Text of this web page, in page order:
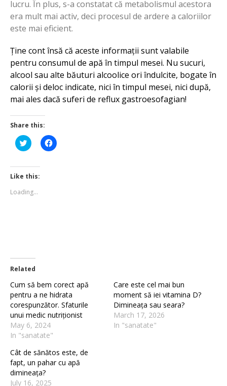
lucru. În plus, s-a constatat că metabolismul acestora
era mult mai activ, deci procesul de ardere a caloriilor
este mai eficient.
Ține cont însă că aceste informații sunt valabile
pentru consumul de apă în timpul mesei. Nu sucuri,
alcool sau alte băuturi alcoolice ori îndulcite, bogate în
calorii și deloc indicate, nici în timpul mesei, nici după,
mai ales dacă suferi de reflux gastroesofagian!
Share this:
Click
to
Twitter
(Opens
in
window)
Click
to
Like this:
Loading...
Related
Cum să bem corect apă
pentru a ne hidrata
corespunzător. Sfaturile
unui medic nutriționist
May 6, 2024
In "sanatate"
Care este cel mai bun
moment să iei vitamina D?
Dimineața sau seara?
March 17, 2026
In "sanatate"
Cât de sănătos este, de
fapt, un pahar cu apă
dimineața?
July 16, 2025